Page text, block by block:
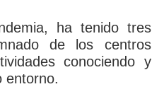
ha tenido tres
de los centros
conociendo y
entorno.